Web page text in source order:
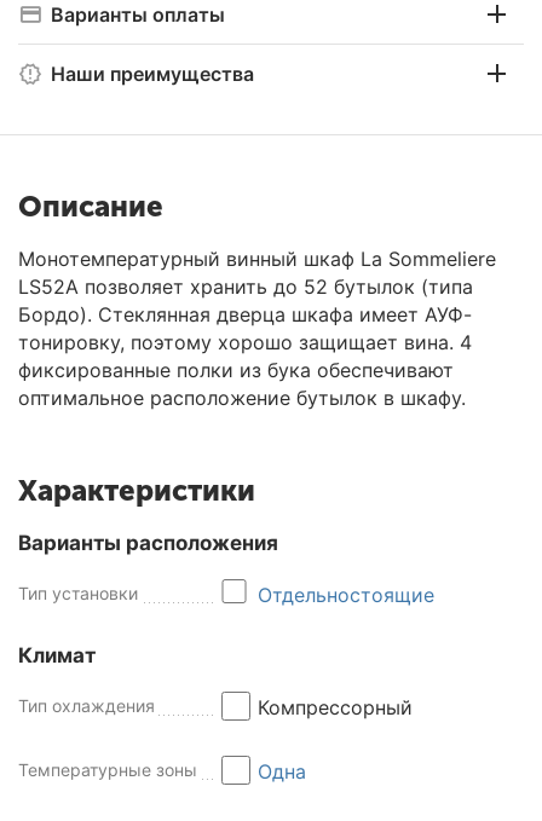
Варианты оплаты
Наши преимущества
Описание
Монотемпературный винный шкаф La Sommeliere
LS52A позволяет хранить до 52 бутылок (типа
Бордо). Стеклянная дверца шкафа имеет АУФ-
тонировку, поэтому хорошо защищает вина. 4
фиксированные полки из бука обеспечивают
оптимальное расположение бутылок в шкафу.
Характеристики
Варианты расположения
Тип установки Отдельностоящие
Климат
Тип охлаждения Компрессорный
Температурные зоны Одна